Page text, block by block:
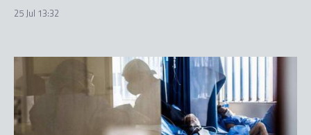
25 Jul 13:32